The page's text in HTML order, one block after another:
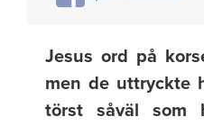
Jesus ord på
men de uttryckte
törst såväl som